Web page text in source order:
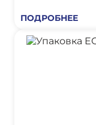
ПОДРОБНЕЕ